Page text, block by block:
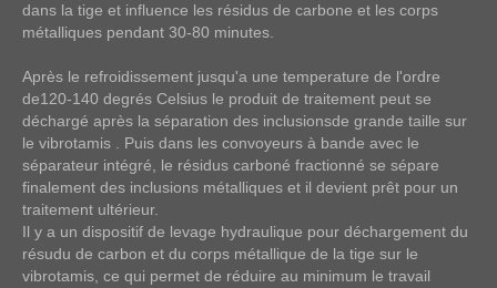
dans la tige et influence les résidus de carbone et les corps
métalliques pendant 30-80 minutes.
Après le refroidissement jusqu'a une temperature de l'ordre
de120-140 degrés Celsius le produit de traitement peut se
déchargé après la séparation des inclusionsde grande taille sur
le vibrotamis . Puis dans les convoyeurs à bande avec le
séparateur intégré, le résidus carboné fractionné se sépare
finalement des inclusions métalliques et il devient prêt pour un
traitement ultérieur.
Il y a un dispositif de levage hydraulique pour déchargement du
résudu de carbon et du corps métallique de la tige sur le
vibrotamis, ce qui permet de réduire au minimum le travail